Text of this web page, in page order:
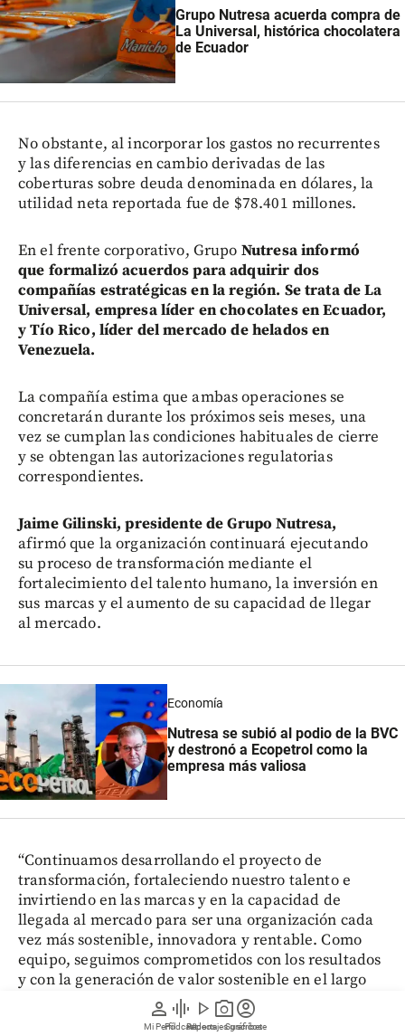
person
Mi Perfil
graphic_eq
Pódcast
play_arrow
Videos
photo_camera
Reportajes gráficos
account_circle
Suscríbete
Grupo Nutresa acuerda compra de
La Universal, histórica chocolatera
de Ecuador
No obstante, al incorporar los gastos no recurrentes
y las diferencias en cambio derivadas de las
coberturas sobre deuda denominada en dólares, la
utilidad neta reportada fue de $78.401 millones.
En el frente corporativo, Grupo Nutresa informó
que formalizó acuerdos para adquirir dos
compañías estratégicas en la región. Se trata de La
Universal, empresa líder en chocolates en Ecuador,
y Tío Rico, líder del mercado de helados en
Venezuela.
La compañía estima que ambas operaciones se
concretarán durante los próximos seis meses, una
vez se cumplan las condiciones habituales de cierre
y se obtengan las autorizaciones regulatorias
correspondientes.
Jaime Gilinski, presidente de Grupo Nutresa,
afirmó que la organización continuará ejecutando
su proceso de transformación mediante el
fortalecimiento del talento humano, la inversión en
sus marcas y el aumento de su capacidad de llegar
al mercado.
Economía
Nutresa se subió al podio de la BVC
y destronó a Ecopetrol como la
empresa más valiosa
“Continuamos desarrollando el proyecto de
transformación, fortaleciendo nuestro talento e
invirtiendo en las marcas y en la capacidad de
llegada al mercado para ser una organización cada
vez más sostenible, innovadora y rentable. Como
equipo, seguimos comprometidos con los resultados
y con la generación de valor sostenible en el largo
plazo”, señaló el banquero.